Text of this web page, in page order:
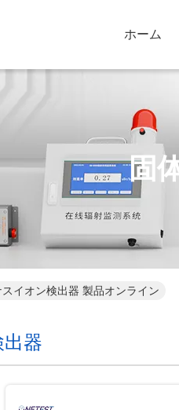
ホーム
固
スイオン検出器 製品オンライン
器